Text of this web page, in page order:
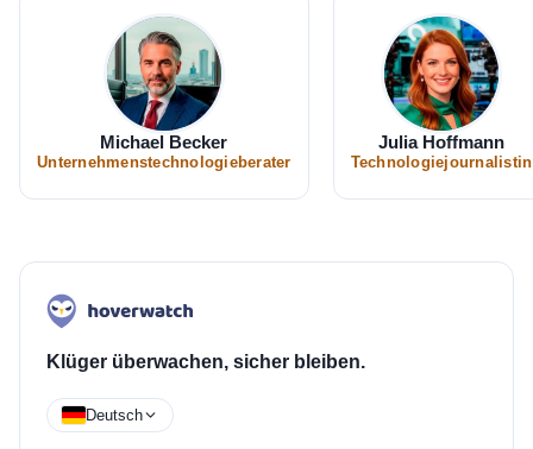
Michael Becker
Unternehmenstechnologieberater
Julia Hoffmann
Technologiejournalistin
Klüger überwachen, sicher bleiben.
Deutsch